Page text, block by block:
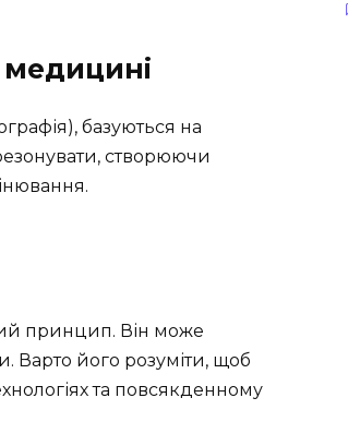
медицині
базуються на
створюючи
принцип. Він може
Варто його розуміти, щоб
та повсякденному